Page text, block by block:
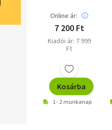
Túri Anna
Online ár:
7 200 Ft
Kiadói ár: 7 999
Ft
Kosárba
1 - 2 munkanap